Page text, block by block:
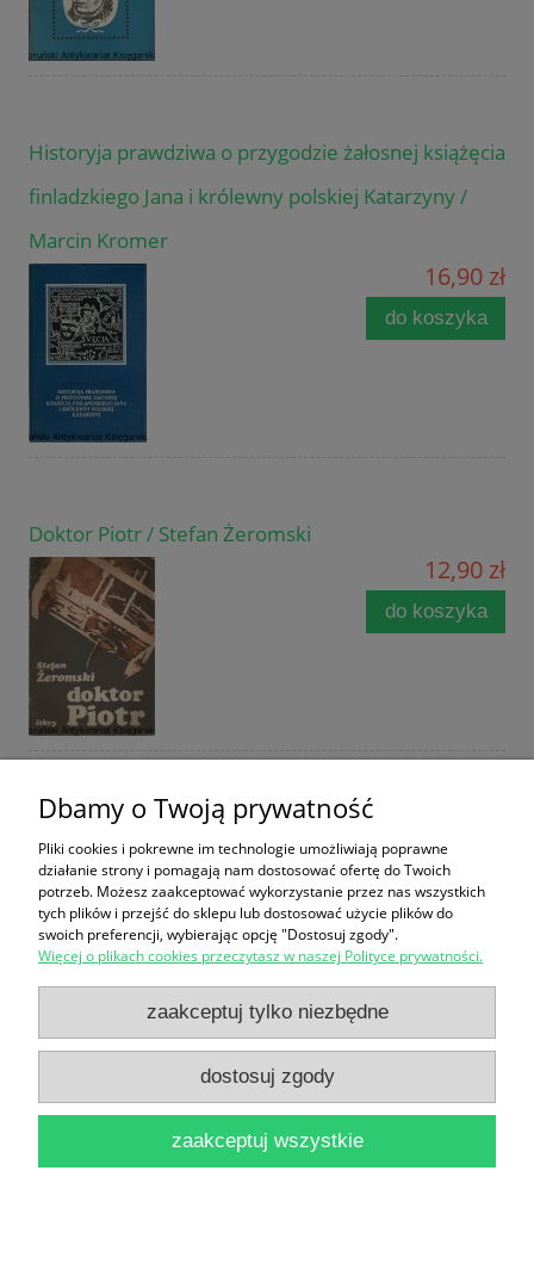
Historyja prawdziwa o przygodzie żałosnej książęcia
finladzkiego Jana i królewny polskiej Katarzyny /
Marcin Kromer
16,90 zł
do koszyka
Doktor Piotr / Stefan Żeromski
12,90 zł
do koszyka
Dziurdziowie / Eliza Orzeszkowa, adaptacja
sceniczna Anny Milskiej
19,90 zł
do koszyka
Krzyżacy / Henryk Sienkiewicz
Dbamy o Twoją prywatność
Pliki cookies i pokrewne im technologie umożliwiają poprawne
działanie strony i pomagają nam dostosować ofertę do Twoich
potrzeb. Możesz zaakceptować wykorzystanie przez nas wszystkich
tych plików i przejść do sklepu lub dostosować użycie plików do
swoich preferencji, wybierając opcję "Dostosuj zgody".
Więcej o plikach cookies przeczytasz w naszej Polityce prywatności.
zaakceptuj tylko niezbędne
dostosuj zgody
zaakceptuj wszystkie